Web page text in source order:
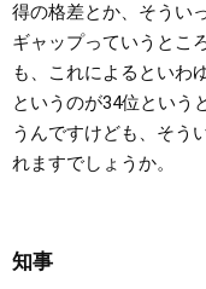
得の格差とか、そうい
ギャップっていうとこ
も、これによるといわ
というのが34位という
うんですけども、そう
れますでしょうか。
知事